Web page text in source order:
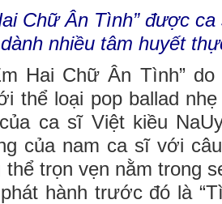
Chữ Ân Tình” được
dành nhiều tâm huyết
Hai Chữ Ân Tình”
thể loại pop ballad
ca sĩ Việt kiều
của nam ca sĩ với
thể trọn vẹn nằm trong
hành trước đó là